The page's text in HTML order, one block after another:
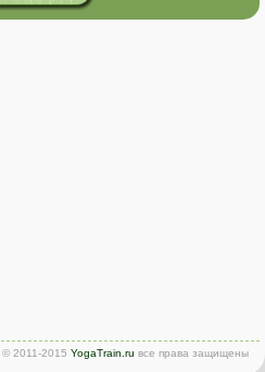
© 2011-2015 YogaTrain.ru все права защищены